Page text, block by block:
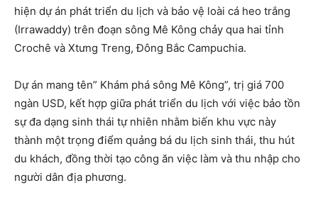
hiện dự án phát triển du lịch và bảo vệ loài cá heo trắng
(Irrawaddy) trên đoạn sông Mê Kông chảy qua hai tỉnh
Crochê và Xtưng Treng, Đông Bắc Campuchia.
Dự án mang tên” Khám phá sông Mê Kông”, trị giá 700
ngàn USD, kết hợp giữa phát triển du lịch với việc bảo tồn
sự đa dạng sinh thái tự nhiên nhằm biến khu vực này
thành một trọng điểm quảng bá du lịch sinh thái, thu hút
du khách, đồng thời tạo công ăn việc làm và thu nhập cho
người dân địa phương.